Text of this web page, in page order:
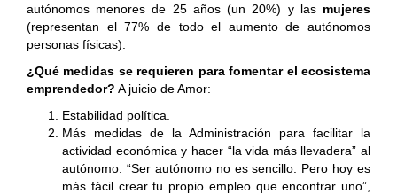
autónomos menores de 25 años (un 20%) y las mujeres
(representan el 77% de todo el aumento de autónomos
personas físicas).
¿Qué medidas se requieren para fomentar el ecosistema
emprendedor? A juicio de Amor:
Estabilidad política.
Más medidas de la Administración para facilitar la
actividad económica y hacer “la vida más llevadera” al
autónomo. “Ser autónomo no es sencillo. Pero hoy es
más fácil crear tu propio empleo que encontrar uno”,